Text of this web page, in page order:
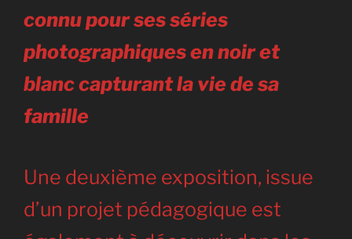
connu pour ses séries
photographiques en noir et
blanc capturant la vie de sa
famille
Une deuxième exposition, issue
d’un projet pédagogique est